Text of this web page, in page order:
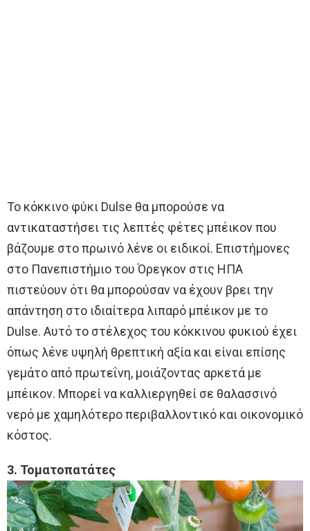
Το κόκκινο φύκι Dulse θα μπορούσε να
αντικαταστήσει τις λεπτές φέτες μπέικον που
βάζουμε στο πρωινό λένε οι ειδικοί. Επιστήμονες
στο Πανεπιστήμιο του Όρεγκον στις ΗΠΑ
πιστεύουν ότι θα μπορούσαν να έχουν βρει την
απάντηση στο ιδιαίτερα λιπαρό μπέικον με το
Dulse. Αυτό το στέλεχος του κόκκινου φυκιού έχει
όπως λένε υψηλή θρεπτική αξία και είναι επίσης
γεμάτο από πρωτεΐνη, μοιάζοντας αρκετά με
μπέικον. Μπορεί να καλλιεργηθεί σε θαλασσινό
νερό με χαμηλότερο περιβαλλοντικό και οικονομικό
κόστος.
3. Τοματοπατάτες